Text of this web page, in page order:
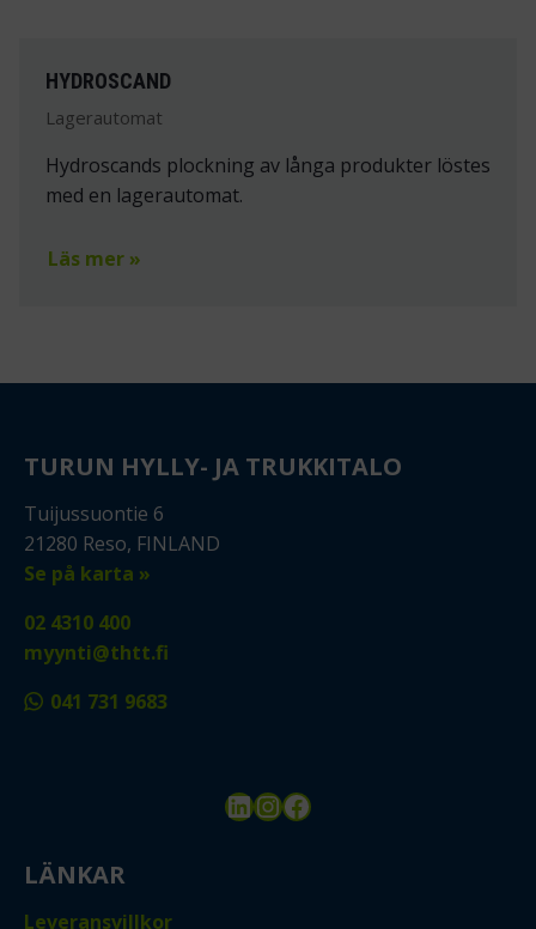
HYDROSCAND
Lagerautomat
Hydroscands plockning av långa produkter löstes
med en lagerautomat.
Läs mer »
TURUN HYLLY- JA TRUKKITALO
Tuijussuontie 6
21280 Reso, FINLAND
Se på karta »
02 4310 400
myynti@thtt.fi
041 731 9683
LinkedIn
Instagram
Facebook
LÄNKAR
Leveransvillkor